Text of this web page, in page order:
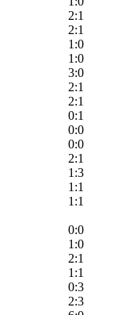
2:1
2:1
1:0
1:0
3:0
2:1
2:1
0:1
0:0
0:0
2:1
1:3
1:1
1:1
0:0
1:0
2:1
1:1
0:3
2:3